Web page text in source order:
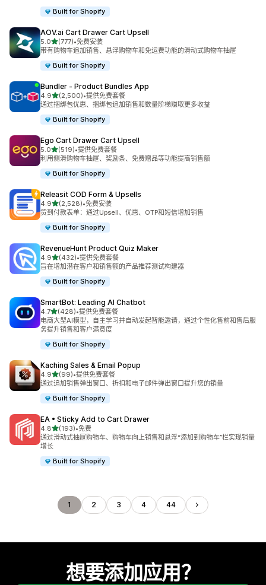
Built for Shopify
AOV.ai Cart Drawer Cart Upsell
5.0星（满分 5 星）
(777)
总共 777 条评论
•免费安装
带有购物车追加销售、悬浮购物车和免运费功能的滑动式购物车抽屉
Built for Shopify
Bundler ‑ Product Bundles App
4.9星（满分 5 星）
(2,500)
总共 2500 条评论
•提供免费套餐
通过捆绑包优惠、捆绑包追加销售和数量阶梯赚取更多收益
Built for Shopify
Ego Cart Drawer Cart Upsell
5.0星（满分 5 星）
(519)
总共 519 条评论
•提供免费套餐
利用侧滑购物车抽屉、奖励条、免费赠品等功能提高销售额
Built for Shopify
Releasit COD Form & Upsells
4.9星（满分 5 星）
(2,528)
总共 2528 条评论
•免费安装
货到付款表单：通过Upsell、优惠、OTP和短信增加销售
Built for Shopify
RevenueHunt Product Quiz Maker
4.9星（满分 5 星）
(432)
总共 432 条评论
•提供免费套餐
旨在增加潜在客户和销售额的产品推荐测试构建器
Built for Shopify
SmartBot: Leading AI Chatbot
4.7星（满分 5 星）
(428)
总共 428 条评论
•提供免费套餐
电商大型AI模型，自主学习并自动发起智能邀请，通过个性化售前和售后服
务提升销售和客户满意度
Built for Shopify
Kaching Sales & Email Popup
4.9星（满分 5 星）
(99)
总共 99 条评论
•提供免费套餐
通过追加销售弹出窗口、折扣和电子邮件弹出窗口提升您的销量
Built for Shopify
EA • Sticky Add to Cart Drawer
4.8星（满分 5 星）
(193)
总共 193 条评论
•免费
通过滑动式抽屉购物车、购物车向上销售和悬浮“添加到购物车”栏实现销量
增长
Built for Shopify
1 2 3 4 44
想要添加应用？